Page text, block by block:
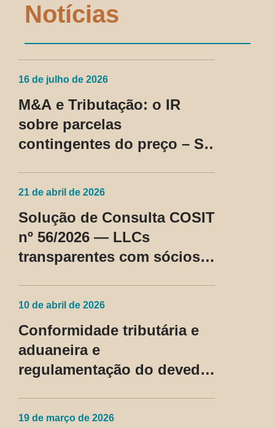
Notícias
16 de julho de 2026
M&A e Tributação: o IR
sobre parcelas
contingentes do preço – SC
21 de abril de 2026
Solução de Consulta COSIT
nº 56/2026 — LLCs
transparentes com sócios
10 de abril de 2026
Conformidade tributária e
aduaneira e
regulamentação do devedor
19 de março de 2026